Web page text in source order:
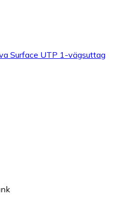
Surface UTP 1-vägsuttag